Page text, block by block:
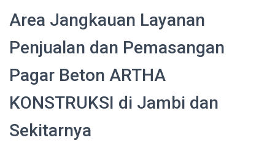
Area Jangkauan Layanan
Penjualan dan Pemasangan
Pagar Beton ARTHA
KONSTRUKSI di Jambi dan
Sekitarnya